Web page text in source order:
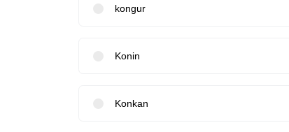
kongur
Konin
Konkan